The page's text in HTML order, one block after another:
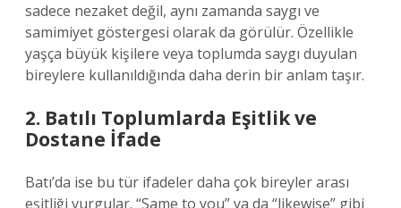
sadece nezaket değil, aynı zamanda saygı ve
samimiyet göstergesi olarak da görülür. Özellikle
yaşça büyük kişilere veya toplumda saygı duyulan
bireylere kullanıldığında daha derin bir anlam taşır.
2. Batılı Toplumlarda Eşitlik ve
Dostane İfade
Batı’da ise bu tür ifadeler daha çok bireyler arası
eşitliği vurgular. “Same to you” ya da “likewise” gibi